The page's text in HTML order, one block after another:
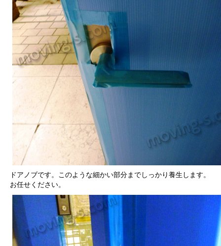
ドアノブです。このような細かい部分までしっかり養生します。
お任せください。